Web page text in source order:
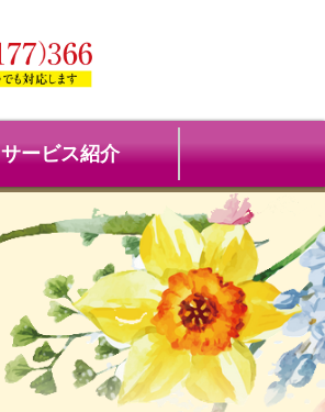
サービス紹介